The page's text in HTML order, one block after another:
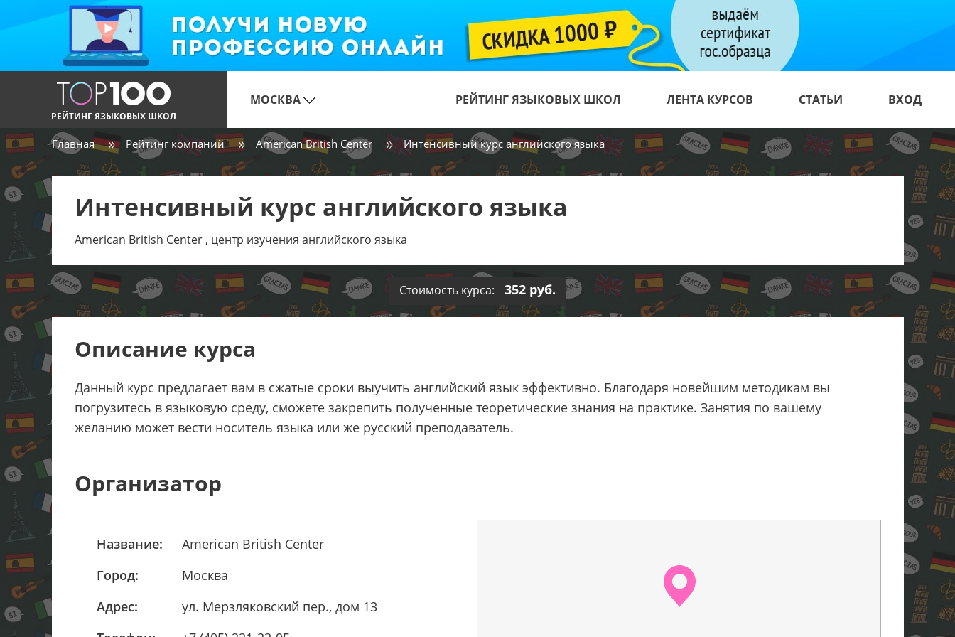
РЕЙТИНГ ЯЗЫКОВЫХ ШКОЛ
МОСКВА РЕЙТИНГ ЯЗЫКОВЫХ ШКОЛ ЛЕНТА КУРСОВ СТАТЬИ ВХОД
Главная Рейтинг компаний American British Center Интенсивный курс английского языка
Интенсивный курс английского языка
American British Center , центр изучения английского языка
Стоимость курса: 352 руб.
Описание курса
Данный курс предлагает вам в сжатые сроки выучить английский язык эффективно. Благодаря новейшим методикам вы
погрузитесь в языковую среду, сможете закрепить полученные теоретические знания на практике. Занятия по вашему
желанию может вести носитель языка или же русский преподаватель.
Организатор
Название:
American British Center
Город:
Москва
Адрес:
ул. Мерзляковский пер., дом 13